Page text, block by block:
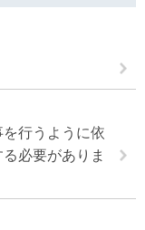
行うように依
必要がありま